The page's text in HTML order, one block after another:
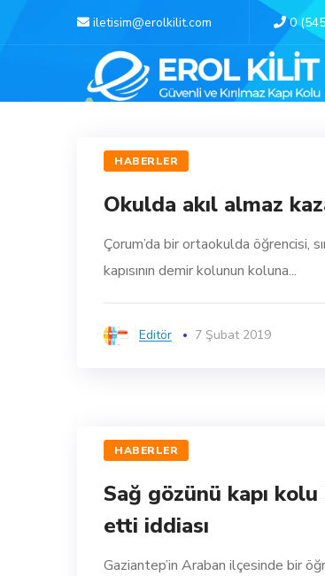
iletisim@erolkilit.com 0
HABERLER
Okulda akıl almaz
Çorum’da bir ortaokulda öğrencisi,
kapısının demir kolunun koluna...
Editör 7 Şubat 2019
HABERLER
Sağ gözünü kapı
etti iddiası
Gaziantep’in Araban ilçesinde bir